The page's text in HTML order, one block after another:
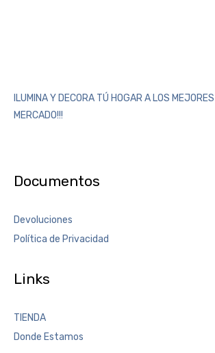
ILUMINA Y DECORA TÚ HOGAR A LOS
MERCADO!!!
Documentos
Devoluciones
Política de Privacidad
Links
TIENDA
Donde Estamos